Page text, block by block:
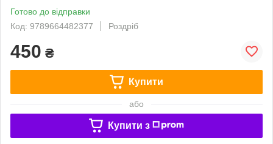
Готово до відправки
Код: 9789664482377
Роздріб
450 ₴
Купити
або
Купити з